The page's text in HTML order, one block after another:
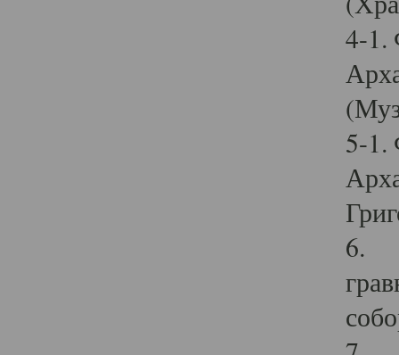
4-1.
5-1.
6.